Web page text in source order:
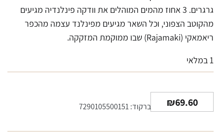
גרגרים. 3 אחוז מהמים המוהלים את וודקה פינלנדיה מגיעים
מהקוטב הצפוני, וכל השאר מגיעים מפינלנד עצמה מהכפר
ריאמאקי (Rajamaki) שבו ממוקמת המזקקה.
1 במלאי
₪69.60 ברקוד: 7290105500151